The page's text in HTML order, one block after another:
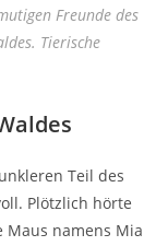
Freunde des
Tierische
Teil des
Plötzlich hörte
Maus namens Mia